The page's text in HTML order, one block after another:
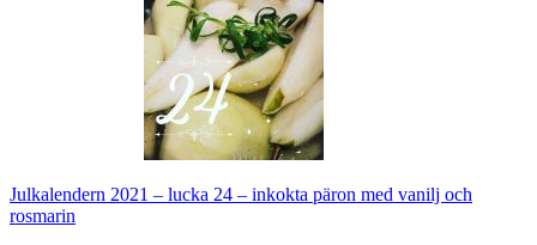
Julkalendern 2021 – lucka 24 – inkokta päron med vanilj och
rosmarin